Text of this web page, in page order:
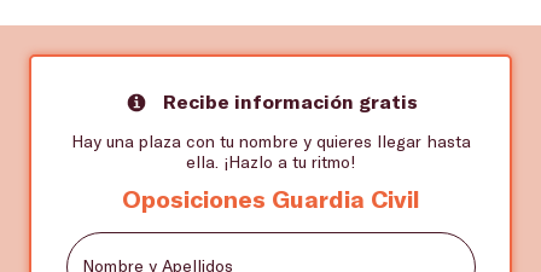
Recibe información gratis
Hay una plaza con tu nombre y quieres llegar hasta
ella. ¡Hazlo a tu ritmo!
Oposiciones Guardia Civil
Nombre y Apellidos